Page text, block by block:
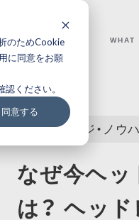
のためCookie
に同意をお願
認ください。
同意する
WHY I-STUDIO WHAT
ナレッジ・ノウ
なぜ今ヘ
は？ ヘッ